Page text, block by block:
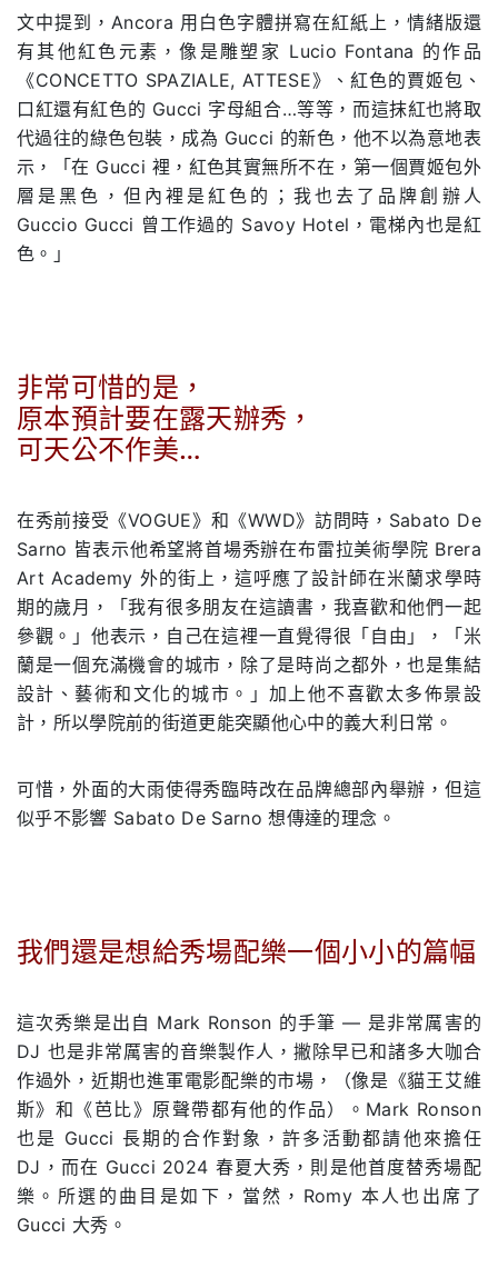
文中提到，Ancora 用白色字體拼寫在紅紙上，情緒版還
有其他紅色元素，像是雕塑家 Lucio Fontana 的作品
《CONCETTO SPAZIALE, ATTESE》、紅色的賈姬包、
口紅還有紅色的 Gucci 字母組合…等等，而這抹紅也將取
代過往的綠色包裝，成為 Gucci 的新色，他不以為意地表
示，「在 Gucci 裡，紅色其實無所不在，第一個賈姬包外
層是黑色，但內裡是紅色的；我也去了品牌創辦人
Guccio Gucci 曾工作過的 Savoy Hotel，電梯內也是紅
色。」
非常可惜的是，
原本預計要在露天辦秀，
可天公不作美…
在秀前接受《VOGUE》和《WWD》訪問時，Sabato De
Sarno 皆表示他希望將首場秀辦在布雷拉美術學院 Brera
Art Academy 外的街上，這呼應了設計師在米蘭求學時
期的歲月，「我有很多朋友在這讀書，我喜歡和他們一起
參觀。」他表示，自己在這裡一直覺得很「自由」，「米
蘭是一個充滿機會的城市，除了是時尚之都外，也是集結
設計、藝術和文化的城市。」加上他不喜歡太多佈景設
計，所以學院前的街道更能突顯他心中的義大利日常。
可惜，外面的大雨使得秀臨時改在品牌總部內舉辦，但這
似乎不影響 Sabato De Sarno 想傳達的理念。
我們還是想給秀場配樂一個小小的篇幅
這次秀樂是出自 Mark Ronson 的手筆 — 是非常厲害的
DJ 也是非常厲害的音樂製作人，撇除早已和諸多大咖合
作過外，近期也進軍電影配樂的市場，（像是《貓王艾維
斯》和《芭比》原聲帶都有他的作品）。Mark Ronson
也是 Gucci 長期的合作對象，許多活動都請他來擔任
DJ，而在 Gucci 2024 春夏大秀，則是他首度替秀場配
樂。所選的曲目是如下，當然，Romy 本人也出席了
Gucci 大秀。